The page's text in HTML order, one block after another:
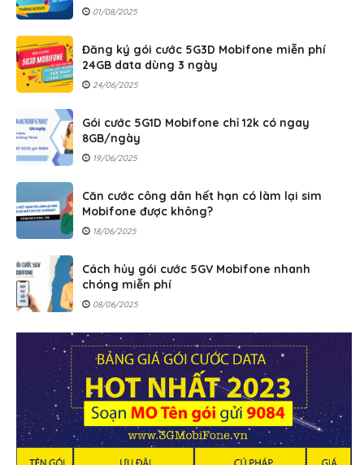
01/08/2025
Đăng ký gói cước 5G3D Mobifone miễn phí
24GB data dùng 3 ngày
24/06/2025
Gói cước 5G1D Mobifone chỉ 12k có ngay
8GB/ngày
19/06/2025
Căn cước công dân hết hạn có làm lại sim
Mobifone được không?
18/06/2025
Cách hủy gói cước 5GV Mobifone nhanh
chóng miễn phí
08/06/2025